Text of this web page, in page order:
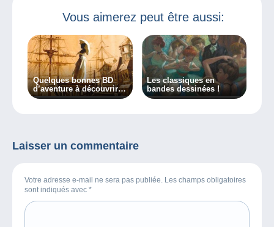
Vous aimerez peut être aussi:
Quelques bonnes BD
d’aventure à découvrir
absolument !
Les classiques en
bandes dessinées !
Laisser un commentaire
Votre adresse e-mail ne sera pas publiée. Les champs obligatoires
sont indiqués avec *